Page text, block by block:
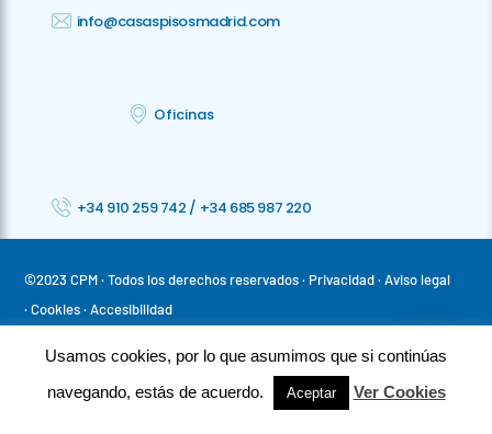
info@casaspisosmadrid.com
Oficinas
+34 910 259 742 / +34 685 987 220
©2023 CPM · Todos los derechos reservados · Privacidad · Aviso legal
· Cookies · Accesibilidad
Usamos cookies, por lo que asumimos que si continúas
navegando, estás de acuerdo.
Aceptar Ver Cookies